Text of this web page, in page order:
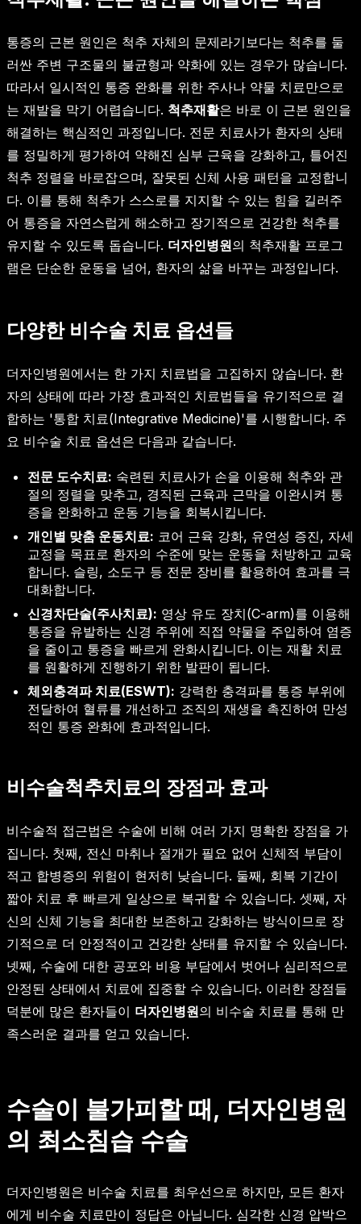
통증의 근본 원인은 척추 자체의 문제라기보다는 척추를 둘
러싼 주변 구조물의 불균형과 약화에 있는 경우가 많습니다.
따라서 일시적인 통증 완화를 위한 주사나 약물 치료만으로
는 재발을 막기 어렵습니다. 척추재활은 바로 이 근본 원인을
해결하는 핵심적인 과정입니다. 전문 치료사가 환자의 상태
를 정밀하게 평가하여 약해진 심부 근육을 강화하고, 틀어진
척추 정렬을 바로잡으며, 잘못된 신체 사용 패턴을 교정합니
다. 이를 통해 척추가 스스로를 지지할 수 있는 힘을 길러주
어 통증을 자연스럽게 해소하고 장기적으로 건강한 척추를
유지할 수 있도록 돕습니다. 더자인병원의 척추재활 프로그
램은 단순한 운동을 넘어, 환자의 삶을 바꾸는 과정입니다.
다양한 비수술 치료 옵션들
더자인병원에서는 한 가지 치료법을 고집하지 않습니다. 환
자의 상태에 따라 가장 효과적인 치료법들을 유기적으로 결
합하는 '통합 치료(Integrative Medicine)'를 시행합니다. 주
요 비수술 치료 옵션은 다음과 같습니다.
전문 도수치료: 숙련된 치료사가 손을 이용해 척추와 관
절의 정렬을 맞추고, 경직된 근육과 근막을 이완시켜 통
증을 완화하고 운동 기능을 회복시킵니다.
개인별 맞춤 운동치료: 코어 근육 강화, 유연성 증진, 자세
교정을 목표로 환자의 수준에 맞는 운동을 처방하고 교육
합니다. 슬링, 소도구 등 전문 장비를 활용하여 효과를 극
대화합니다.
신경차단술(주사치료): 영상 유도 장치(C-arm)를 이용해
통증을 유발하는 신경 주위에 직접 약물을 주입하여 염증
을 줄이고 통증을 빠르게 완화시킵니다. 이는 재활 치료
를 원활하게 진행하기 위한 발판이 됩니다.
체외충격파 치료(ESWT): 강력한 충격파를 통증 부위에
전달하여 혈류를 개선하고 조직의 재생을 촉진하여 만성
적인 통증 완화에 효과적입니다.
비수술척추치료의 장점과 효과
비수술적 접근법은 수술에 비해 여러 가지 명확한 장점을 가
집니다. 첫째, 전신 마취나 절개가 필요 없어 신체적 부담이
적고 합병증의 위험이 현저히 낮습니다. 둘째, 회복 기간이
짧아 치료 후 빠르게 일상으로 복귀할 수 있습니다. 셋째, 자
신의 신체 기능을 최대한 보존하고 강화하는 방식이므로 장
기적으로 더 안정적이고 건강한 상태를 유지할 수 있습니다.
넷째, 수술에 대한 공포와 비용 부담에서 벗어나 심리적으로
안정된 상태에서 치료에 집중할 수 있습니다. 이러한 장점들
덕분에 많은 환자들이 더자인병원의 비수술 치료를 통해 만
족스러운 결과를 얻고 있습니다.
수술이 불가피할 때, 더자인병원
의 최소침습 수술
더자인병원은 비수술 치료를 최우선으로 하지만, 모든 환자
에게 비수술 치료만이 정답은 아닙니다. 심각한 신경 압박으